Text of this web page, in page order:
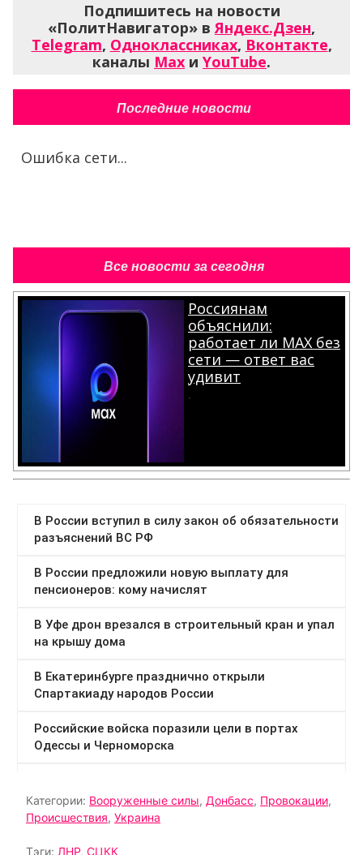
Подпишитесь на новости
«ПолитНавигатор» вЯндекс.Дзен,
Telegram, Одноклассниках, Вконтакте,
каналы Max и YouTube.
Последние новости
Ошибка сети...
Все новости за сегодня
Россиянам
объяснили:
работает ли MAX без
сети — ответ вас
удивит
.
Категории: Вооруженные силы, Донбасс, Провокации,
Происшествия, Украина
Тэги: ЛНР, СЦКК